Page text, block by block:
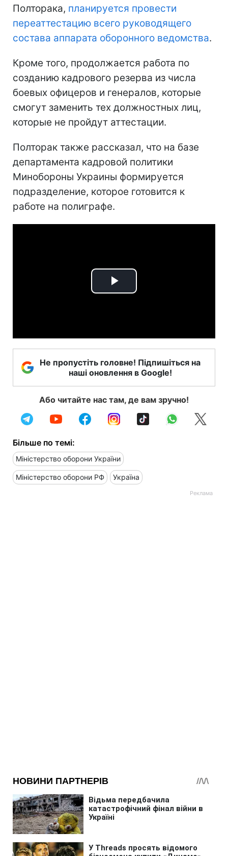
Полторака, планируется провести
переаттестацию всего руководящего
состава аппарата оборонного ведомства.
Кроме того, продолжается работа по
созданию кадрового резерва из числа
боевых офицеров и генералов, которые
смогут заменить тех должностных лиц,
которые не пройдут аттестации.
Полторак также рассказал, что на базе
департамента кадровой политики
Минобороны Украины формируется
подразделение, которое готовится к
работе на полиграфе.
Play
Не пропустіть головне! Підпишіться на
наші оновлення в Google!
Або читайте нас там, де вам зручно!
Більше по темі:
Міністерство оборони України
Міністерство оборони РФ Україна